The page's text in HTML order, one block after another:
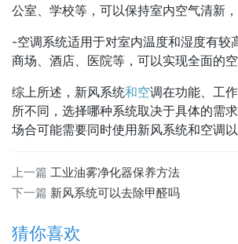
公室、学校等，可以保持室内空气清新，
-空调系统适用于对室内温度和湿度有较
商场、酒店、医院等，可以实现全面的空
综上所述，新风系统和空调在功能、工
所不同，选择哪种系统取决于具体的需
场合可能需要同时使用新风系统和空调以
上一篇 工业油雾净化器保养方法
下一篇 新风系统可以去除甲醛吗
猜你喜欢